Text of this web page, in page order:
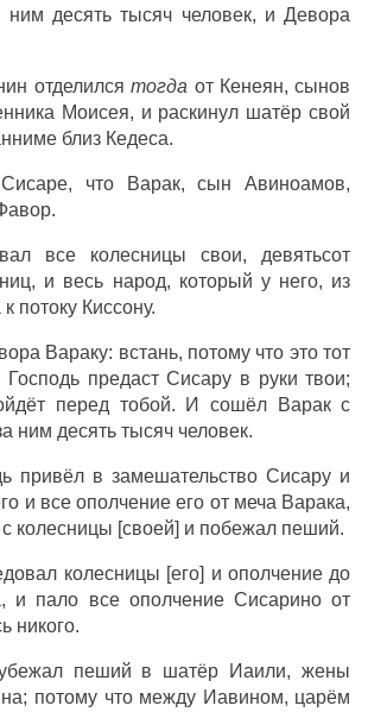
десять тысяч человек, и Девора
отделилсятогда от Кенеян, сынов
Моисея, и раскинул шатёр свой
близ Кедеса.
что Варак, сын Авиноамов,
все колесницы свои, девятьсот
и весь народ, который у него, из
потоку Киссону.
Вараку: встань, потому что это тот
предаст Сисару в руки твои;
перед тобой. И сошёл Варак с
ним десять тысяч человек.
привёл в замешательство Сисару и
и все ополчение его от меча Варака,
колесницы [своей] и побежал пеший.
колесницы [его] и ополчение до
и пало все ополчение Сисарино от
никого.
пеший в шатёр Иаили, жены
потому что между Иавином, царём